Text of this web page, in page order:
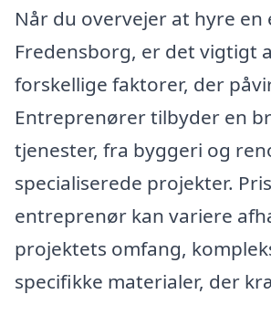
Når du overvejer at hyre
Fredensborg, er det vigtigt
forskellige faktorer, der
Entreprenører tilbyder en
tjenester, fra byggeri og
specialiserede projekter.
entreprenør kan variere
projektets omfang,
specifikke materialer, der